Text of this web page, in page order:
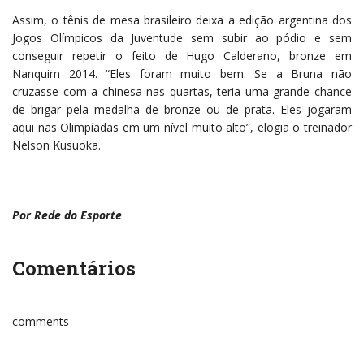
Assim, o tênis de mesa brasileiro deixa a edição argentina dos
Jogos Olímpicos da Juventude sem subir ao pódio e sem
conseguir repetir o feito de Hugo Calderano, bronze em
Nanquim 2014. “Eles foram muito bem. Se a Bruna não
cruzasse com a chinesa nas quartas, teria uma grande chance
de brigar pela medalha de bronze ou de prata. Eles jogaram
aqui nas Olimpíadas em um nível muito alto”, elogia o treinador
Nelson Kusuoka.
Por Rede do Esporte
Comentários
comments